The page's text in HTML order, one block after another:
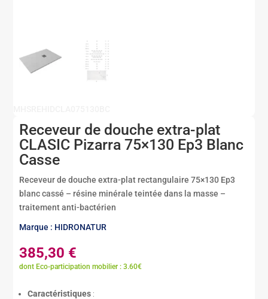
Receveur de douche extra-plat
CLASIC Pizarra 75×130 Ep3 Blanc
Casse
Receveur de douche extra-plat rectangulaire 75×130 Ep3
blanc cassé – résine minérale teintée dans la masse –
traitement anti-bactérien
Marque : HIDRONATUR
385,30 €
dont Eco-participation mobilier : 3.60€
Caractéristiques :